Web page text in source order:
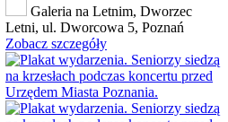
Galeria na Letnim, Dworzec
Letni, ul. Dworcowa 5, Poznań
Zobacz szczegóły